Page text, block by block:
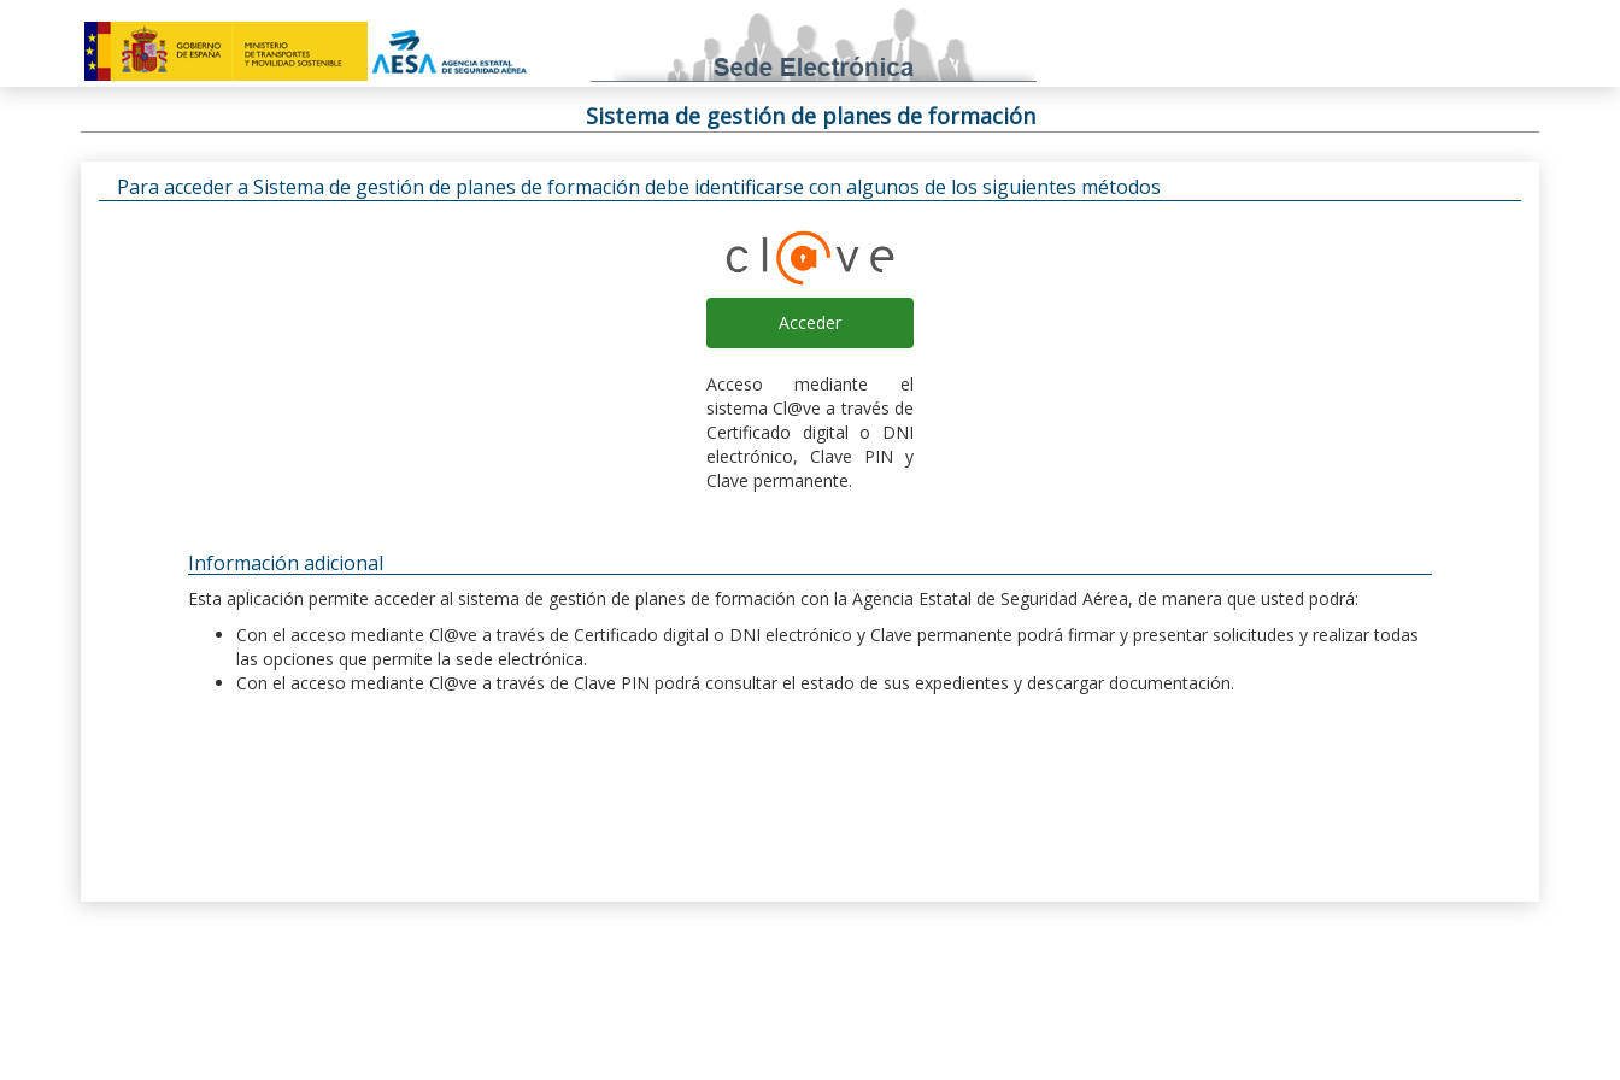
Sistema de gestión de planes de formación
Para acceder a Sistema de gestión de planes de formación debe identificarse con algunos de los siguientes métodos
Acceder
Acceso mediante el
sistema Cl@ve a través de
Certificado digital o DNI
electrónico, Clave PIN y
Clave permanente.
Información adicional
Esta aplicación permite acceder al sistema de gestión de planes de formación con la Agencia Estatal de Seguridad Aérea, de manera que usted podrá:
Con el acceso mediante Cl@ve a través de Certificado digital o DNI electrónico y Clave permanente podrá firmar y presentar solicitudes y realizar todas
las opciones que permite la sede electrónica.
Con el acceso mediante Cl@ve a través de Clave PIN podrá consultar el estado de sus expedientes y descargar documentación.